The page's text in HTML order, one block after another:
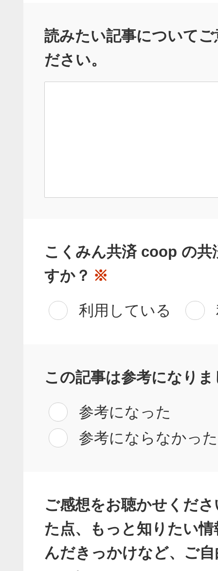
読みたい記事について
ださい。
こくみん共済 coop の共
すか？ ※
利用している
この記事は参考になり
参考になった
参考にならなかった
ご感想をお聴かせくだ
た点、もっと知りたい
んだきっかけなど、ご